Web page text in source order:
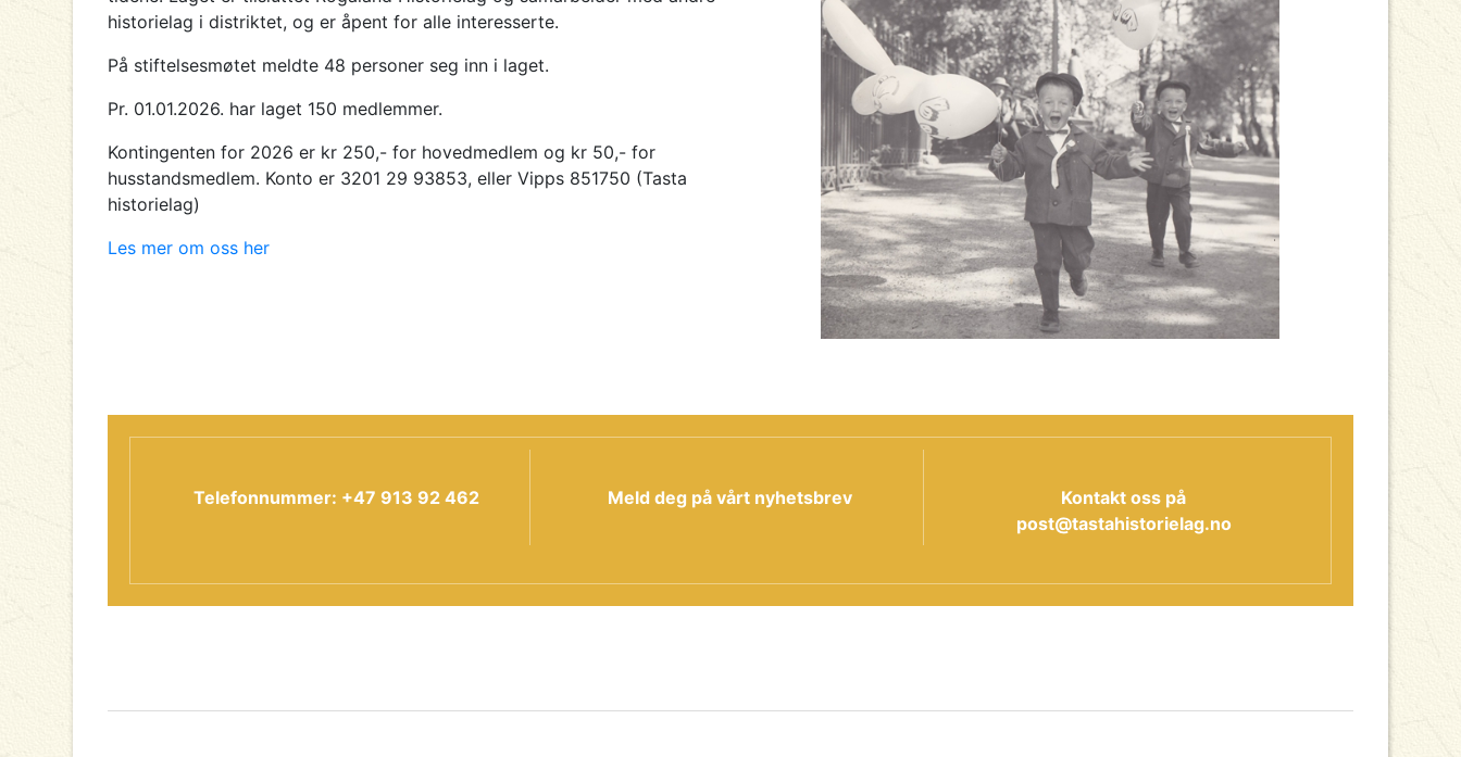
historielag i distriktet, og er åpent for alle interesserte.
På stiftelsesmøtet meldte 48 personer seg inn i laget.
Pr. 01.01.2026. har laget 150 medlemmer.
Kontingenten for 2026 er kr 250,- for hovedmedlem og kr 50,- for
husstandsmedlem. Konto er 3201 29 93853, eller Vipps 851750 (Tasta
historielag)
Les mer om oss her
Telefonnummer: +47 913 92 462 Meld deg på vårt nyhetsbrev
Kontakt oss på
post@tastahistorielag.no